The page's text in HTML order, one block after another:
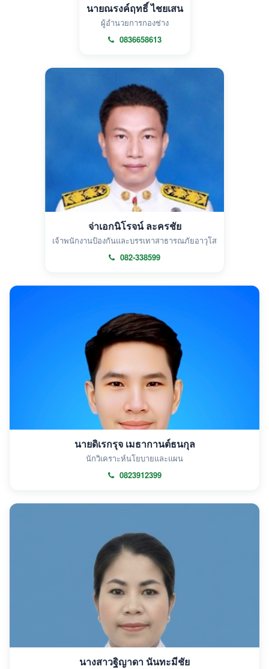
นายณรงค์ฤทธิ์ ไชยเสน
ผู้อำนวยการกองช่าง
0836658613
จ่าเอกนิโรจน์ ละครชัย
เจ้าพนักงานป้องกันและบรรเทาสาธารณภัยอาวุโส
082-338599
นายดิเรกรุจ เมธากานต์ธนกุล
นักวิเคราะห์นโยบายและแผน
0823912399
นางสาวฐิญาดา นันทะมีชัย